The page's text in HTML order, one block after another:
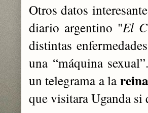
Otros datos
diario argentino "El
distintas
una “máquina
un telegrama a la
que visitara Uganda si